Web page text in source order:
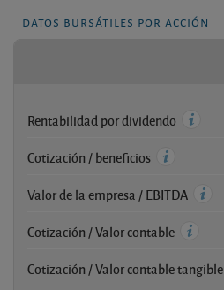
datos bursátiles por acción
Rentabilidad por dividendo
Cotización / beneficios
Valor de la empresa / EBITDA
Cotización / Valor contable
Cotización / Valor contable tangible